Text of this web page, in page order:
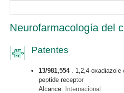
Neurofarmacología del
Patentes
13/981,554 . 1,2,4-oxadiazole
peptide receptor
Alcance:
Internacional